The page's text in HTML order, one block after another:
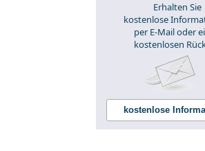
Erhalten Sie
kostenlose
per E-Mail oder
kostenlosen
kostenlose